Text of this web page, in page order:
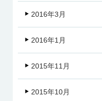
2016年3月
2016年1月
2015年11月
2015年10月